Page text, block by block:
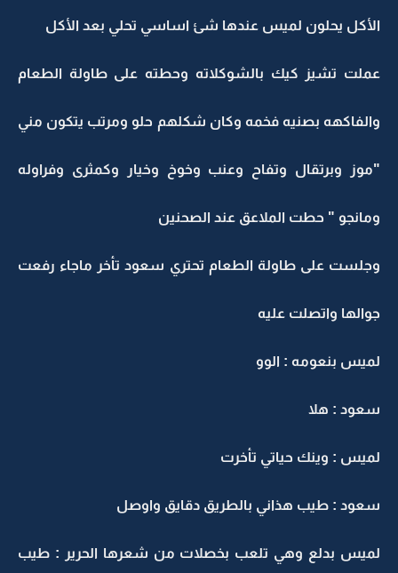
الأكل يحلون لميس عندها شئ اساسي تحلي بعد الأكل
عملت تشيز كيك بالشوكلاته وحطته على طاولة الطعام
والفاكهه بصنيه فخمه وكان شكلهم حلو ومرتب يتكون مني
"موز وبرتقال وتفاح وعنب وخوخ وخيار وكمثرى وفراوله
ومانجو " حطت الملاعق عند الصحنين
وجلست على طاولة الطعام تحتري سعود تأخر ماجاء رفعت
جوالها واتصلت عليه
لميس بنعومه : الوو
سعود : هلا
لميس : وينك حياتي تأخرت
سعود : طيب هذاني بالطريق دقايق واوصل
لميس بدلع وهي تلعب بخصلات من شعرها الحرير : طيب